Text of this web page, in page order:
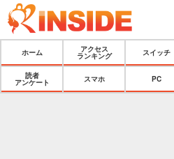
ホーム
アクセス
ランキング
スイッチ
読者
アンケート
スマホ PC